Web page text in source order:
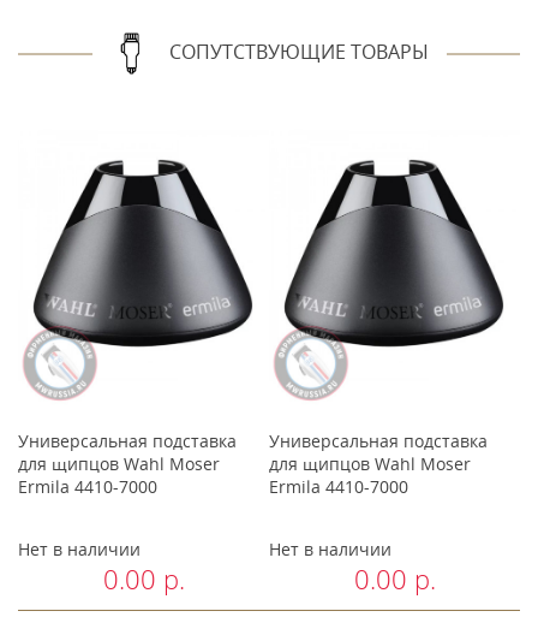
СОПУТСТВУЮЩИЕ ТОВАРЫ
Универсальная подставка
для щипцов Wahl Moser
Ermila 4410-7000
Нет в наличии
0.00 р.
Универсальная подставка
для щипцов Wahl Moser
Ermila 4410-7000
Нет в наличии
0.00 р.